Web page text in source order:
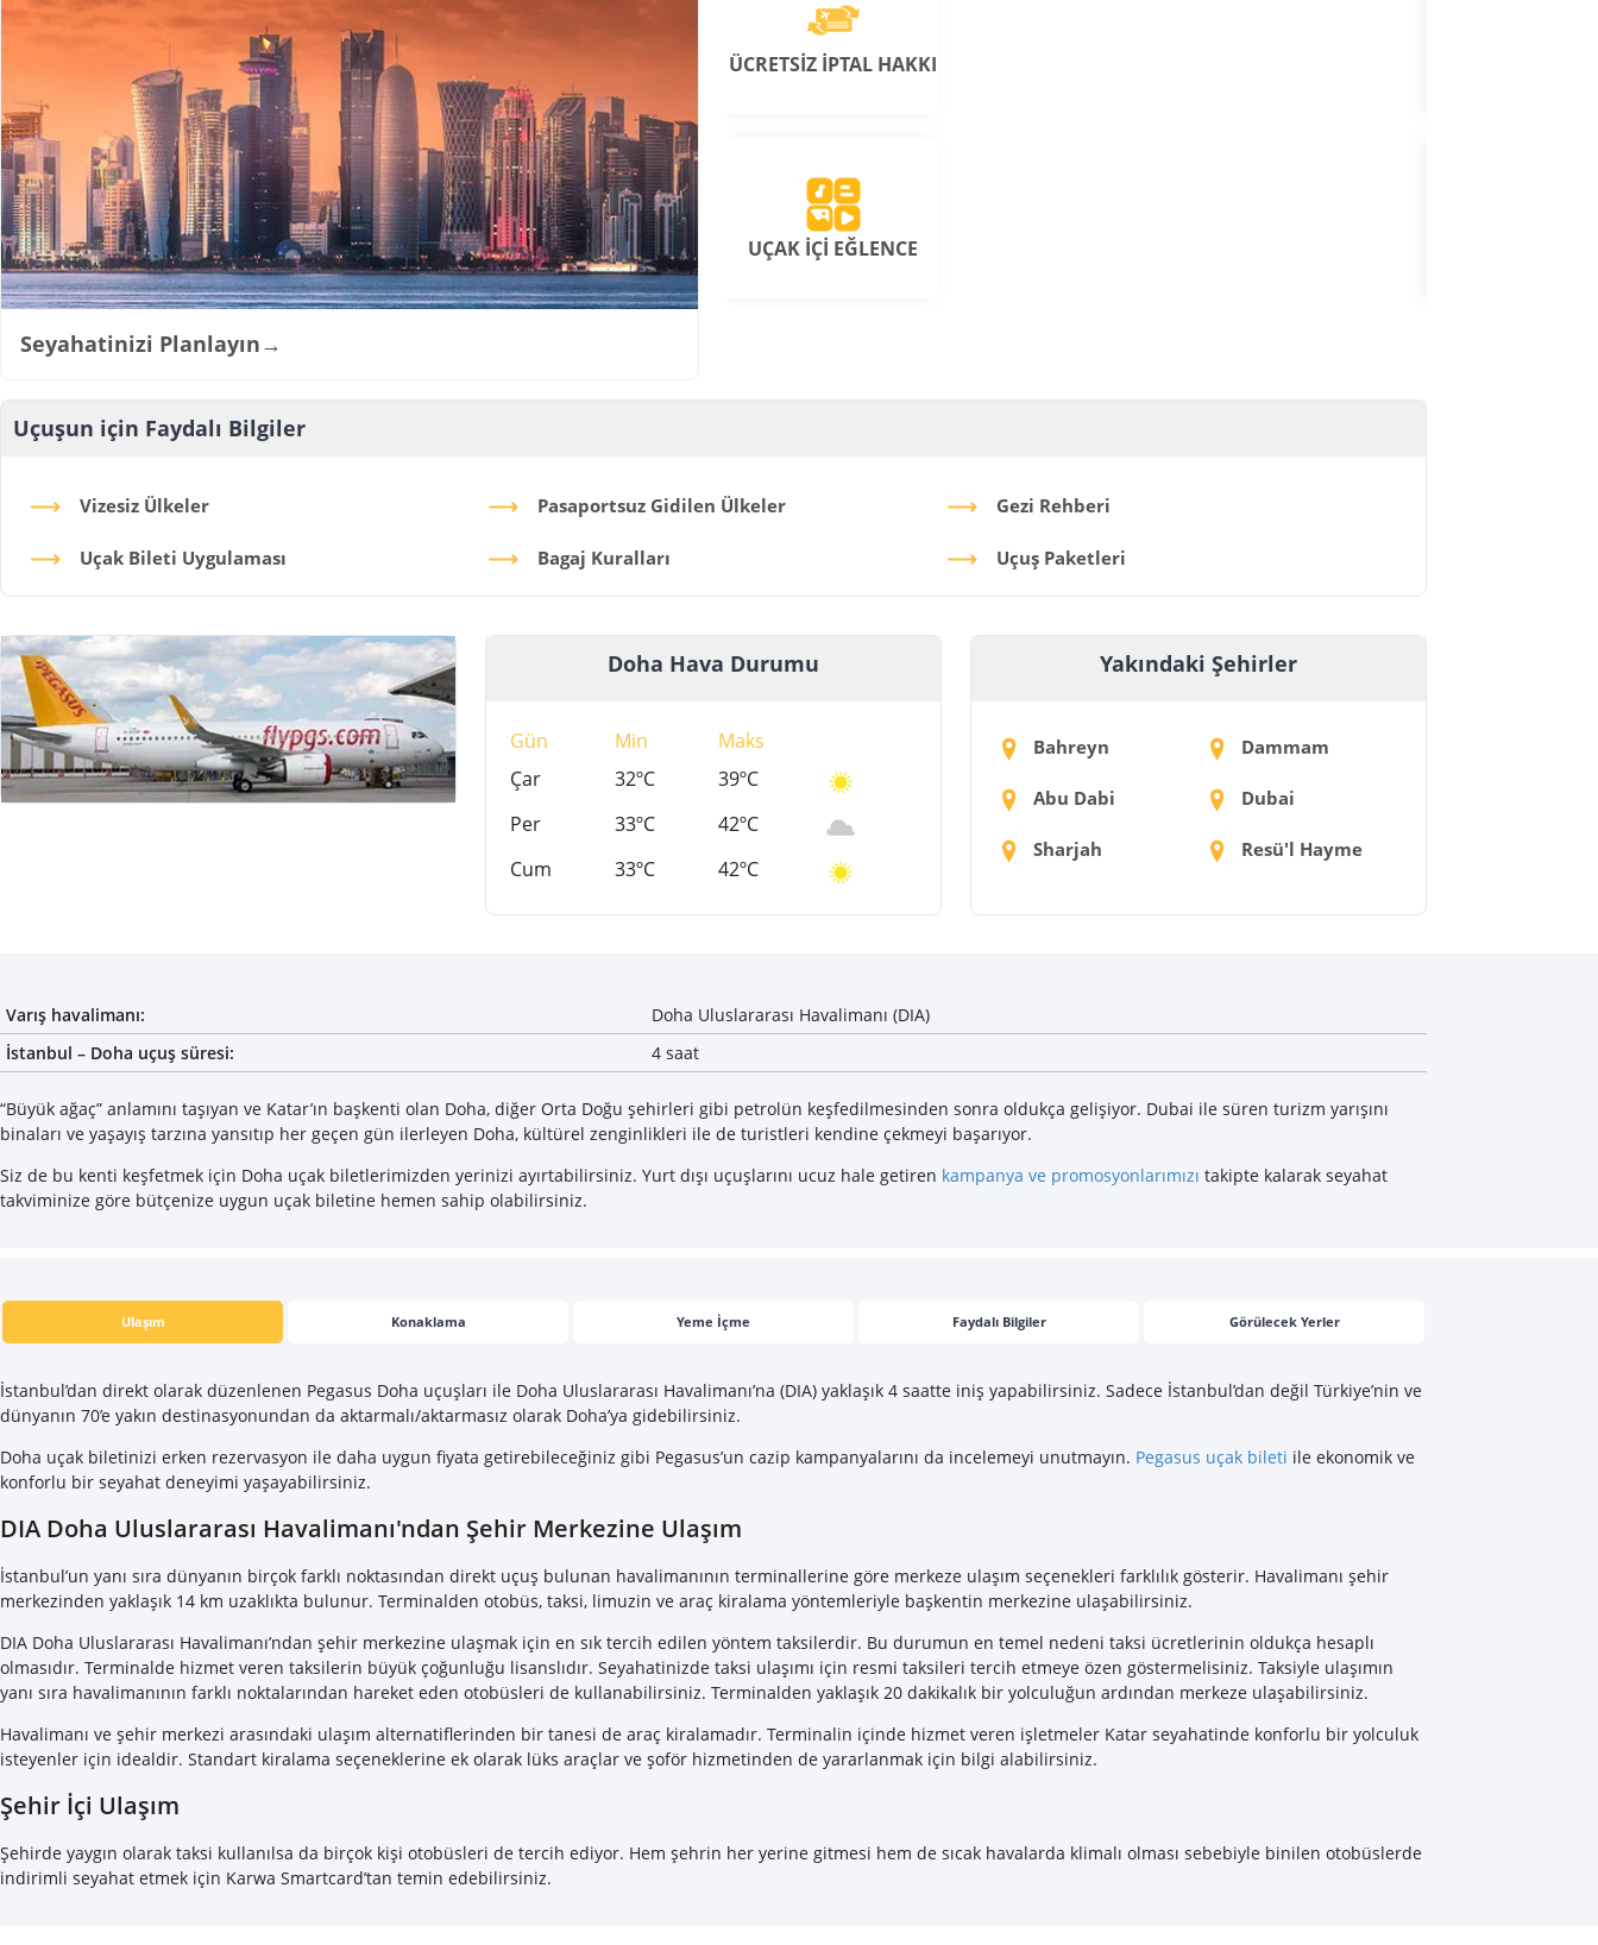
Seyahatinizi Planlayın→
ÜCRETSİZ İPTAL HAKKI
UÇAK İÇİ EĞLENCE
Uçuşun için Faydalı Bilgiler
Vizesiz Ülkeler Pasaportsuz Gidilen Ülkeler Gezi Rehberi
Uçak Bileti Uygulaması Bagaj Kuralları Uçuş Paketleri
Doha Hava Durumu
Gün Min
Maks
Çar
32ºC
39ºC
Per
33ºC
42ºC
Cum
33ºC 42ºC
Yakındaki Şehirler
Bahreyn Dammam
Abu Dabi Dubai
Sharjah Resü'l Hayme
Varış havalimanı:
Doha Uluslararası Havalimanı (DIA)
İstanbul – Doha uçuş süresi:
4 saat
“Büyük ağaç” anlamını taşıyan ve Katar’ın başkenti olan Doha, diğer Orta Doğu şehirleri gibi petrolün keşfedilmesinden sonra oldukça gelişiyor. Dubai ile süren turizm yarışını
binaları ve yaşayış tarzına yansıtıp her geçen gün ilerleyen Doha, kültürel zenginlikleri ile de turistleri kendine çekmeyi başarıyor.
Siz de bu kenti keşfetmek için Doha uçak biletlerimizden yerinizi ayırtabilirsiniz. Yurt dışı uçuşlarını ucuz hale getiren kampanya ve promosyonlarımızı takipte kalarak seyahat
takviminize göre bütçenize uygun uçak biletine hemen sahip olabilirsiniz.
Ulaşım Konaklama Yeme İçme Faydalı Bilgiler Görülecek Yerler
İstanbul’dan direkt olarak düzenlenen Pegasus Doha uçuşları ile Doha Uluslararası Havalimanı’na (DIA) yaklaşık 4 saatte iniş yapabilirsiniz. Sadece İstanbul’dan değil Türkiye’nin ve
dünyanın 70’e yakın destinasyonundan da aktarmalı/aktarmasız olarak Doha’ya gidebilirsiniz.
Doha uçak biletinizi erken rezervasyon ile daha uygun fiyata getirebileceğiniz gibi Pegasus’un cazip kampanyalarını da incelemeyi unutmayın. Pegasus uçak bileti ile ekonomik ve
konforlu bir seyahat deneyimi yaşayabilirsiniz.
DIA Doha Uluslararası Havalimanı'ndan Şehir Merkezine Ulaşım
İstanbul’un yanı sıra dünyanın birçok farklı noktasından direkt uçuş bulunan havalimanının terminallerine göre merkeze ulaşım seçenekleri farklılık gösterir. Havalimanı şehir
merkezinden yaklaşık 14 km uzaklıkta bulunur. Terminalden otobüs, taksi, limuzin ve araç kiralama yöntemleriyle başkentin merkezine ulaşabilirsiniz.
DIA Doha Uluslararası Havalimanı’ndan şehir merkezine ulaşmak için en sık tercih edilen yöntem taksilerdir. Bu durumun en temel nedeni taksi ücretlerinin oldukça hesaplı
olmasıdır. Terminalde hizmet veren taksilerin büyük çoğunluğu lisanslıdır. Seyahatinizde taksi ulaşımı için resmi taksileri tercih etmeye özen göstermelisiniz. Taksiyle ulaşımın
yanı sıra havalimanının farklı noktalarından hareket eden otobüsleri de kullanabilirsiniz. Terminalden yaklaşık 20 dakikalık bir yolculuğun ardından merkeze ulaşabilirsiniz.
Havalimanı ve şehir merkezi arasındaki ulaşım alternatiflerinden bir tanesi de araç kiralamadır. Terminalin içinde hizmet veren işletmeler Katar seyahatinde konforlu bir yolculuk
isteyenler için idealdir. Standart kiralama seçeneklerine ek olarak lüks araçlar ve şoför hizmetinden de yararlanmak için bilgi alabilirsiniz.
Şehir İçi Ulaşım
Şehirde yaygın olarak taksi kullanılsa da birçok kişi otobüsleri de tercih ediyor. Hem şehrin her yerine gitmesi hem de sıcak havalarda klimalı olması sebebiyle binilen otobüslerde
indirimli seyahat etmek için Karwa Smartcard’tan temin edebilirsiniz.